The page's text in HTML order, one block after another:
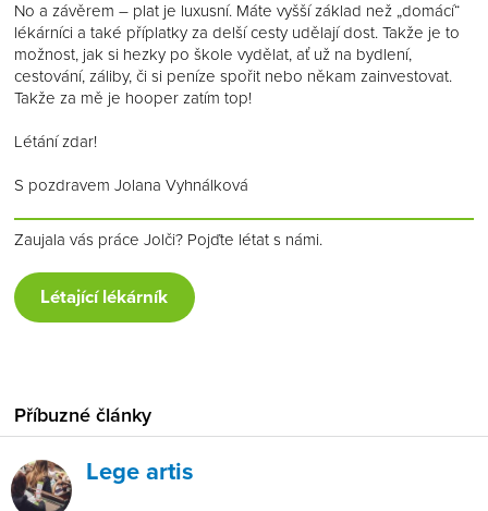
No a závěrem – plat je luxusní. Máte vyšší základ než „domácí“
lékárníci a také příplatky za delší cesty udělají dost. Takže je to
možnost, jak si hezky po škole vydělat, ať už na bydlení,
cestování, záliby, či si peníze spořit nebo někam zainvestovat.
Takže za mě je hooper zatím top!
Létání zdar!
S pozdravem Jolana Vyhnálková
Zaujala vás práce Jolči? Pojďte létat s námi.
Létající lékárník
Příbuzné články
Lege artis